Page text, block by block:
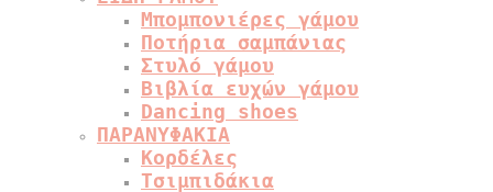
Μπομπονιέρες γάμου
Ποτήρια σαμπάνιας
Στυλό γάμου
Βιβλία ευχών γάμου
Dancing shoes
ΠΑΡΑΝΥΦΑΚΙΑ
Κορδέλες
Τσιμπιδάκια